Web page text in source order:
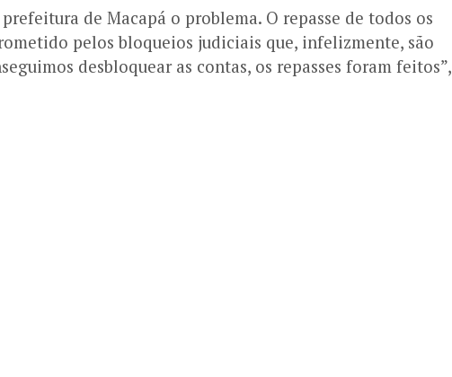
de Macapá o problema. O repasse de todos os
pelos bloqueios judiciais que, infelizmente, são
desbloquear as contas, os repasses foram feitos”,